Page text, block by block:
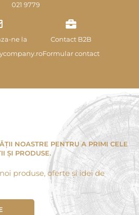
021 9779
ne la
Contact B2B
Formular contact
NOASTRE PENTRU A PRIMI CELE
ȘI PRODUSE.
produse, oferte și idei de